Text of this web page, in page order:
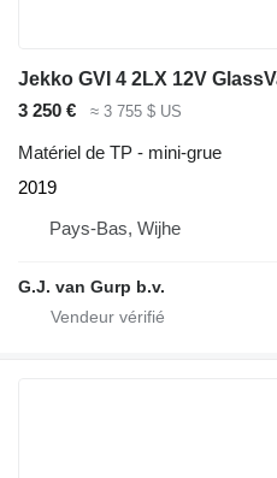
3 250 € ≈ 3 755 $ US
Matériel de TP - mini-grue
2019
Pays-Bas, Wijhe
G.J. van Gurp b.v.